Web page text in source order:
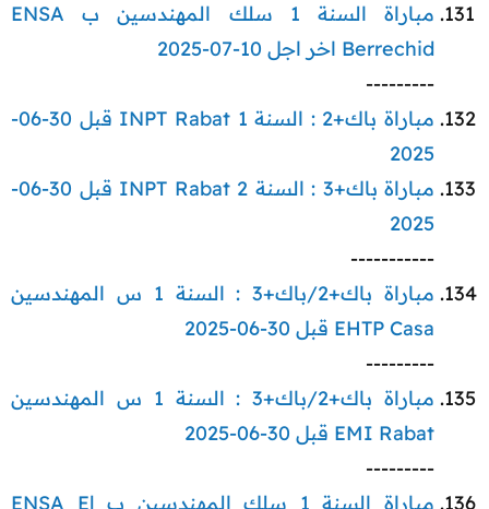
مباراة السنة 1 سلك المهندسين ب ENSA
Berrechid اخر اجل 10-07-2025
---------​
مباراة باك+2 : السنة 1 INPT Rabat قبل 30-06-
2025
مباراة باك+3 : السنة 2 INPT Rabat قبل 30-06-
2025
-----------​
مباراة باك+2/باك+3 : السنة 1 س المهندسين
EHTP Casa قبل 30-06-2025
---------​
مباراة باك+2/باك+3 : السنة 1 س المهندسين
EMI Rabat قبل 30-06-2025
---------​
مباراة السنة 1 سلك المهندسين ب ENSA El